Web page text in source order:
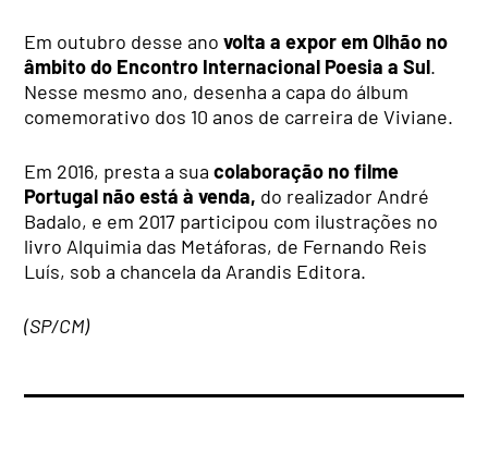
Em outubro desse ano volta a expor em Olhão no
âmbito do Encontro Internacional Poesia a Sul.
Nesse mesmo ano, desenha a capa do álbum
comemorativo dos 10 anos de carreira de Viviane.
Em 2016, presta a suacolaboração no filme
Portugal não está à venda, do realizador André
Badalo, e em 2017 participou com ilustrações no
livro Alquimia das Metáforas, de Fernando Reis
Luís, sob a chancela da Arandis Editora.
(SP/CM)